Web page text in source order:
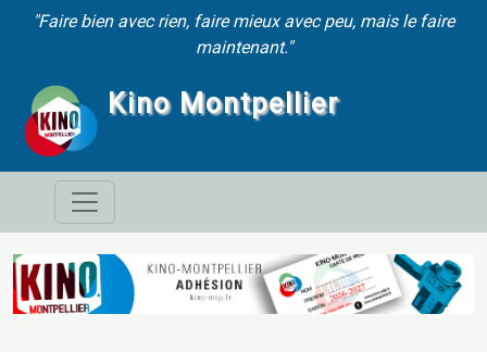
Aller au contenu principal
"Faire bien avec rien, faire mieux avec peu, mais le faire
maintenant."
Kino Montpellier